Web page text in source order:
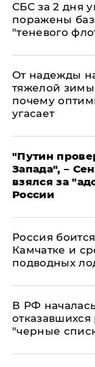
СБС за 2 дня
поражены
"теневого
От надежды
тяжелой
почему
угасает
"Путин
Запада", –
взялся за
России
Россия
Камчатке и
подводных
​В РФ
отказавшихся
"черные